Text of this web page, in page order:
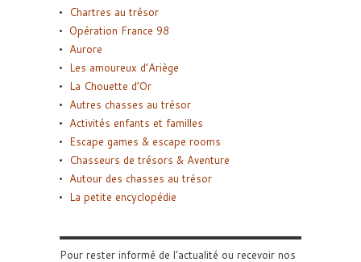
Chartres au trésor
Opération France 98
Aurore
Les amoureux d’Ariège
La Chouette d’Or
Autres chasses au trésor
Activités enfants et familles
Escape games & escape rooms
Chasseurs de trésors & Aventure
Autour des chasses au trésor
La petite encyclopédie
Pour rester informé de l'actualité ou recevoir nos